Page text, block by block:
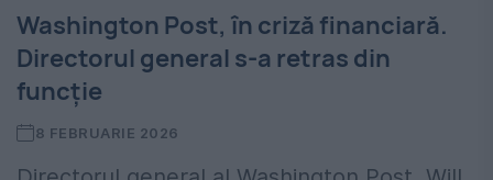
Washington Post, în criză financiară.
Directorul general s-a retras din
funcție
8 FEBRUARIE 2026